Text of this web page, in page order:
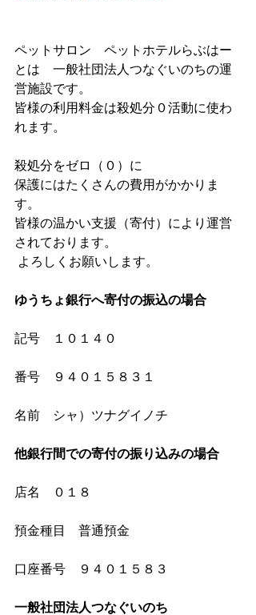
ペットサロン　ペットホテルらぶはー
とは　一般社団法人つなぐいのちの運
営施設です。
皆様の利用料金は殺処分０活動に使わ
れます。
殺処分をゼロ（０）に
保護にはたくさんの費用がかかりま
す。
皆様の温かい支援（寄付）により運営
されております。
よろしくお願いします。
ゆうちょ銀行へ寄付の振込の場合
記号　１０１４０
番号　９４０１５８３１
名前　シャ）ツナグイノチ
他銀行間での寄付の振り込みの場合
店名　０１８
預金種目　普通預金
口座番号　９４０１５８３
一般社団法人つなぐいのち